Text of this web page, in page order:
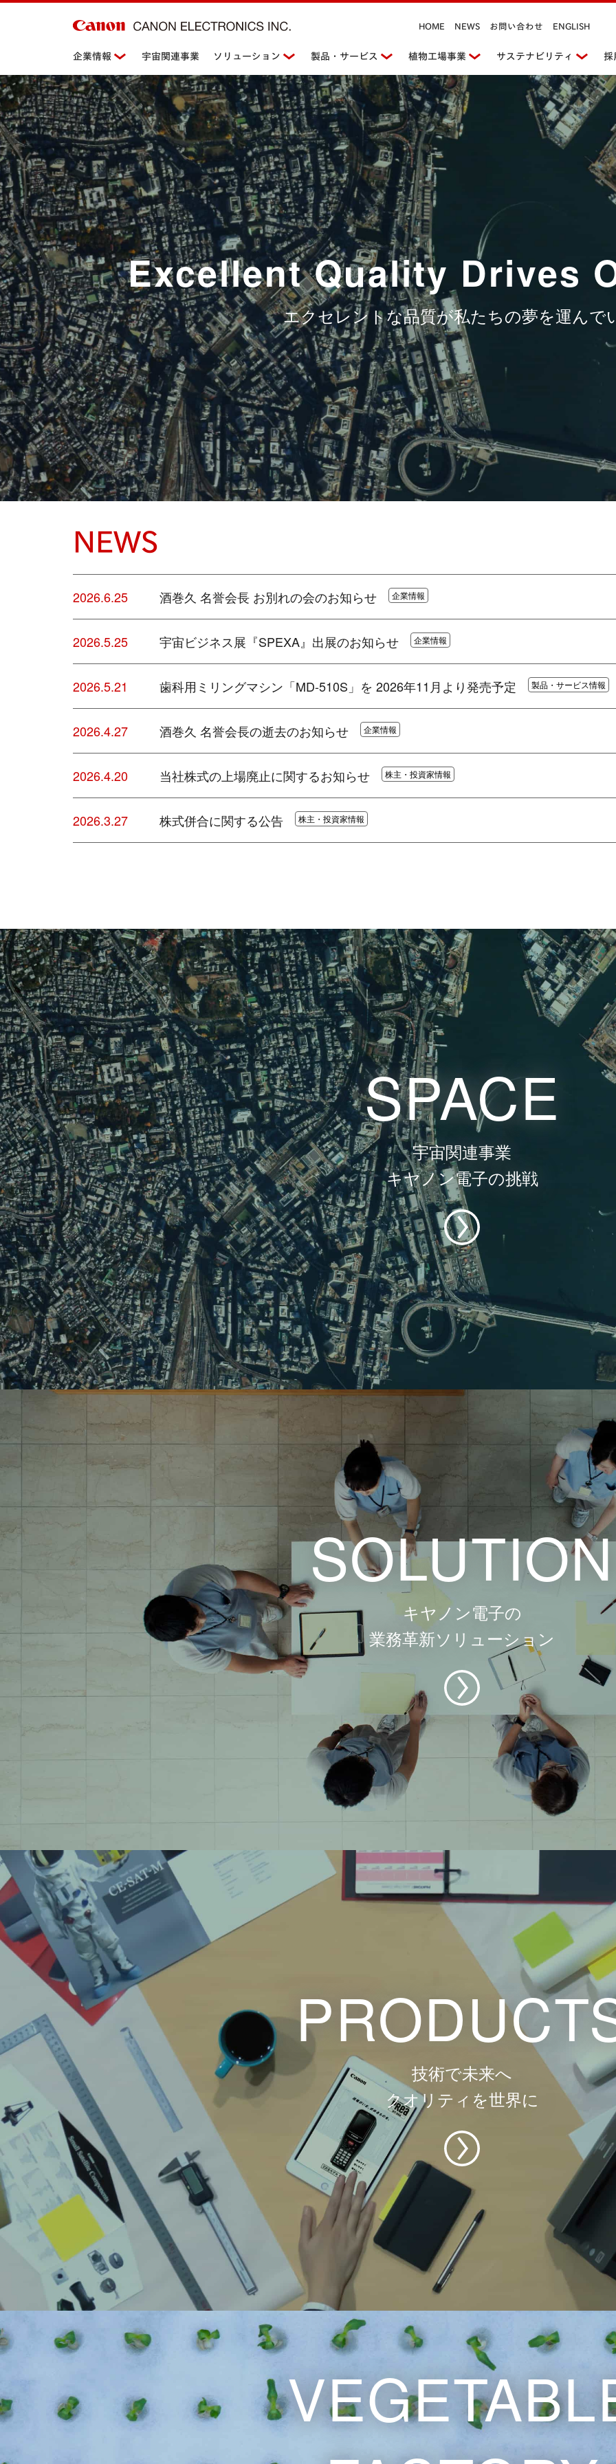
企業情報 宇宙関連事業 ソリューション 製品・サービス 植物工場事業 サステナビリティ 採
HOME NEWS お問い合わせ ENGLISH
Excellent Quality Drives
エクセレントな品質が私たちの夢を運んで
NEWS
2026.6.25 酒巻久 名誉会長 お別れの会のお知らせ 企業情報
2026.5.25 宇宙ビジネス展『SPEXA』出展のお知らせ 企業情報
2026.5.21 歯科用ミリングマシン「MD-510S」を 2026年11月より発売予定 製品・サービス情報
2026.4.27 酒巻久 名誉会長の逝去のお知らせ 企業情報
2026.4.20 当社株式の上場廃止に関するお知らせ 株主・投資家情報
2026.3.27 株式併合に関する公告 株主・投資家情報
SPACE
宇宙関連事業
キヤノン電子の挑戦
SOLUTION
キヤノン電子の
業務革新ソリューション
技術で未来へ
クオリティを世界に